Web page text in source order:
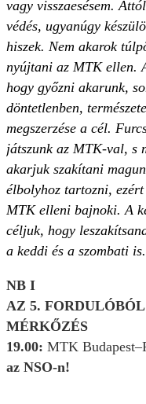
vagy visszaesésem.
védés, ugyanúgy
hiszek. Nem akarok
nyújtani az MTK ellen.
hogy győzni akarunk,
döntetlenben,
megszerzése a cél.
játszunk az MTK-val, s
akarjuk szakítani
élbolyhoz tartozni,
MTK elleni bajnoki. A
céljuk, hogy
a keddi és a szombati
NB I
AZ 5.
MÉRKŐZÉS
19.00: MTK
az NSO-n!